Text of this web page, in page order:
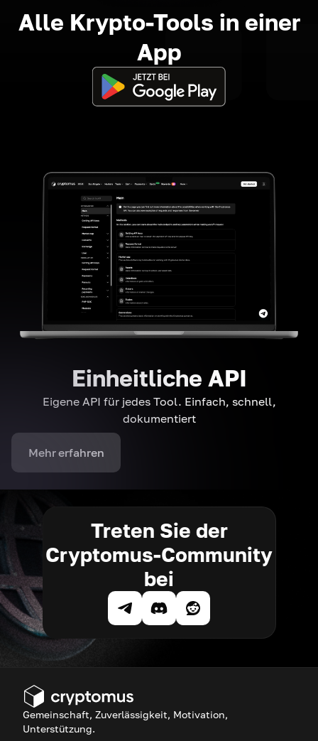
Alle Krypto-Tools in einer
App
Einheitliche API
Eigene API für jedes Tool. Einfach, schnell,
dokumentiert
Mehr erfahren
Treten Sie der
Cryptomus-Community
bei
Gemeinschaft, Zuverlässigkeit, Motivation,
Unterstützung.